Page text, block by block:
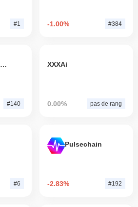
#1 -1.00% #384
HEX (Pulsechain)
#140
XXXAi
0.00% pas de rang
#6
Pulsechain
-2.83% #192